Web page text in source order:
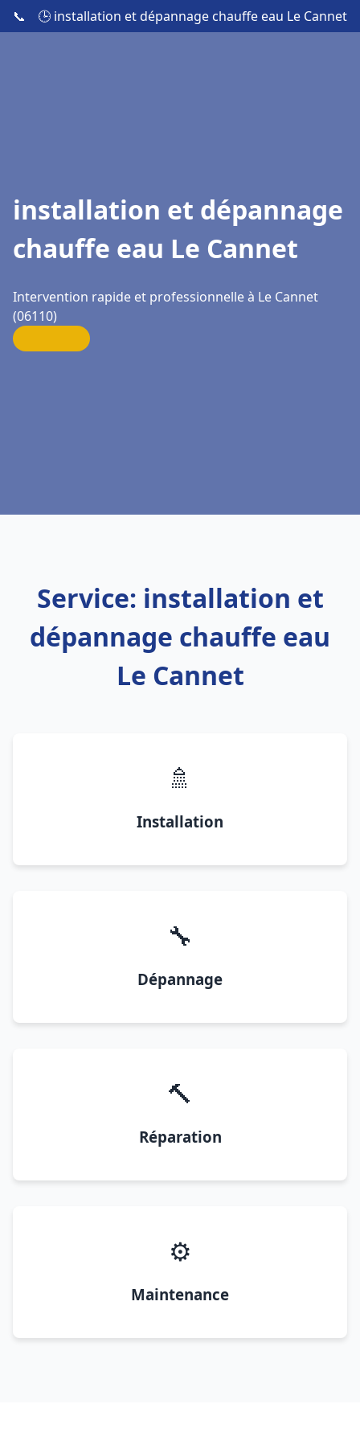
📞 🕒 installation et dépannage chauffe eau Le Cannet
installation et dépannage
chauffe eau Le Cannet
Intervention rapide et professionnelle à Le Cannet
(06110)
Service: installation et
dépannage chauffe eau
Le Cannet
🚿
Installation
🔧
Dépannage
🔨
Réparation
⚙️
Maintenance